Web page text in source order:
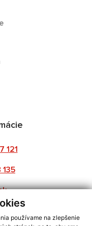
používame na zlepšenie
121
135